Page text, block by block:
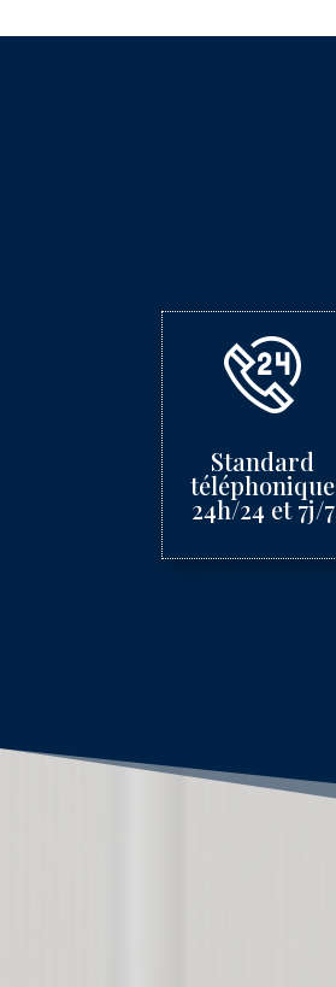
Standard
téléphonique
24h/24 et 7j/7